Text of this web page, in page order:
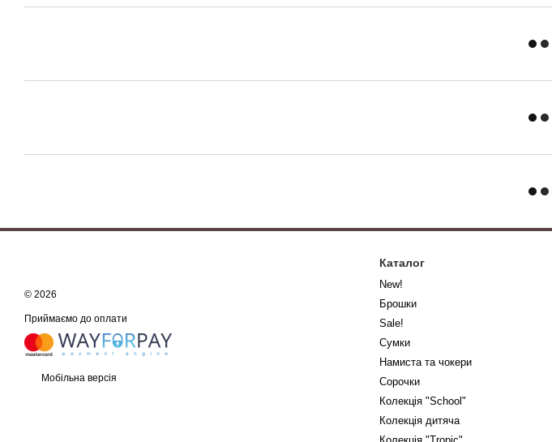
© 2026
Приймаємо до оплати
Мобільна версія
Каталог
New!
Брошки
Sale!
Сумки
Намиста та чокери
Сорочки
Колекція "School"
Колекція дитяча